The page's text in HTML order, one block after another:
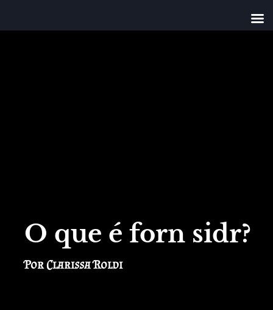
O que é forn sidr?
Por Clarissa Roldi